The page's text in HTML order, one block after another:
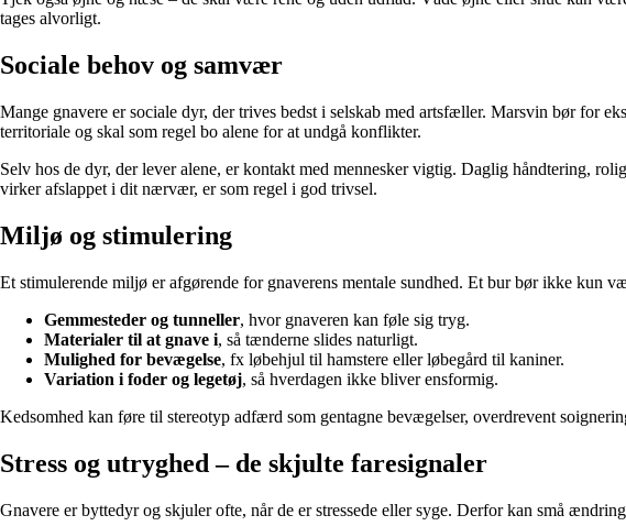
tages alvorligt.
Sociale behov og samvær
Mange gnavere er sociale dyr, der trives bedst i selskab med artsfæller. Marsvin bør for
territoriale og skal som regel bo alene for at undgå konflikter.
Selv hos de dyr, der lever alene, er kontakt med mennesker vigtig. Daglig håndtering,
virker afslappet i dit nærvær, er som regel i god trivsel.
Miljø og stimulering
Et stimulerende miljø er afgørende for gnaverens mentale sundhed. Et bur bør ikke kun
Gemmesteder og tunneller, hvor gnaveren kan føle sig tryg.
Materialer til at gnave i, så tænderne slides naturligt.
Mulighed for bevægelse, fx løbehjul til hamstere eller løbegård til kaniner.
Variation i foder og legetøj, så hverdagen ikke bliver ensformig.
Kedsomhed kan føre til stereotyp adfærd som gentagne bevægelser, overdrevent
Stress og utryghed – de skjulte faresignaler
Gnavere er byttedyr og skjuler ofte, når de er stressede eller syge. Derfor kan små